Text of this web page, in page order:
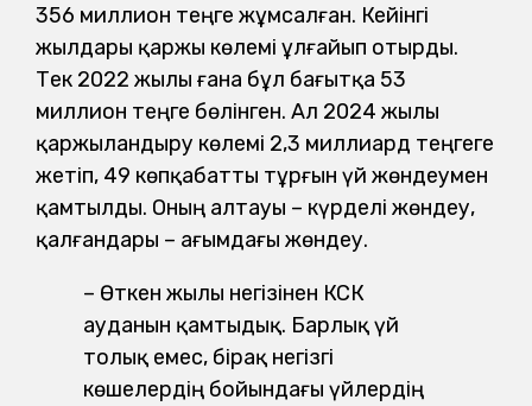
356 миллион теңге жұмсалған. Кейінгі
жылдары қаржы көлемі ұлғайып отырды.
Тек 2022 жылы ғана бұл бағытқа 53
миллион теңге бөлінген. Ал 2024 жылы
қаржыландыру көлемі 2,3 миллиард теңгеге
жетіп, 49 көпқабатты тұрғын үй жөндеумен
қамтылды. Оның алтауы – күрделі жөндеу,
қалғандары – ағымдағы жөндеу.
– Өткен жылы негізінен КСК
ауданын қамтыдық. Барлық үй
толық емес, бірақ негізгі
көшелердің бойындағы үйлердің